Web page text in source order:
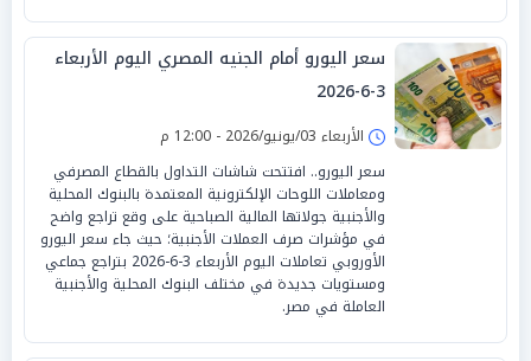
سعر اليورو أمام الجنيه المصري اليوم الأربعاء
3-6-2026
الأربعاء 03/يونيو/2026 - 12:00 م
سعر اليورو.. افتتحت شاشات التداول بالقطاع المصرفي
ومعاملات اللوحات الإلكترونية المعتمدة بالبنوك المحلية
والأجنبية جولاتها المالية الصباحية على وقع تراجع واضح
في مؤشرات صرف العملات الأجنبية؛ حيث جاء سعر اليورو
الأوروبي تعاملات اليوم الأربعاء 3-6-2026 بتراجع جماعي
ومستويات جديدة في مختلف البنوك المحلية والأجنبية
العاملة في مصر.